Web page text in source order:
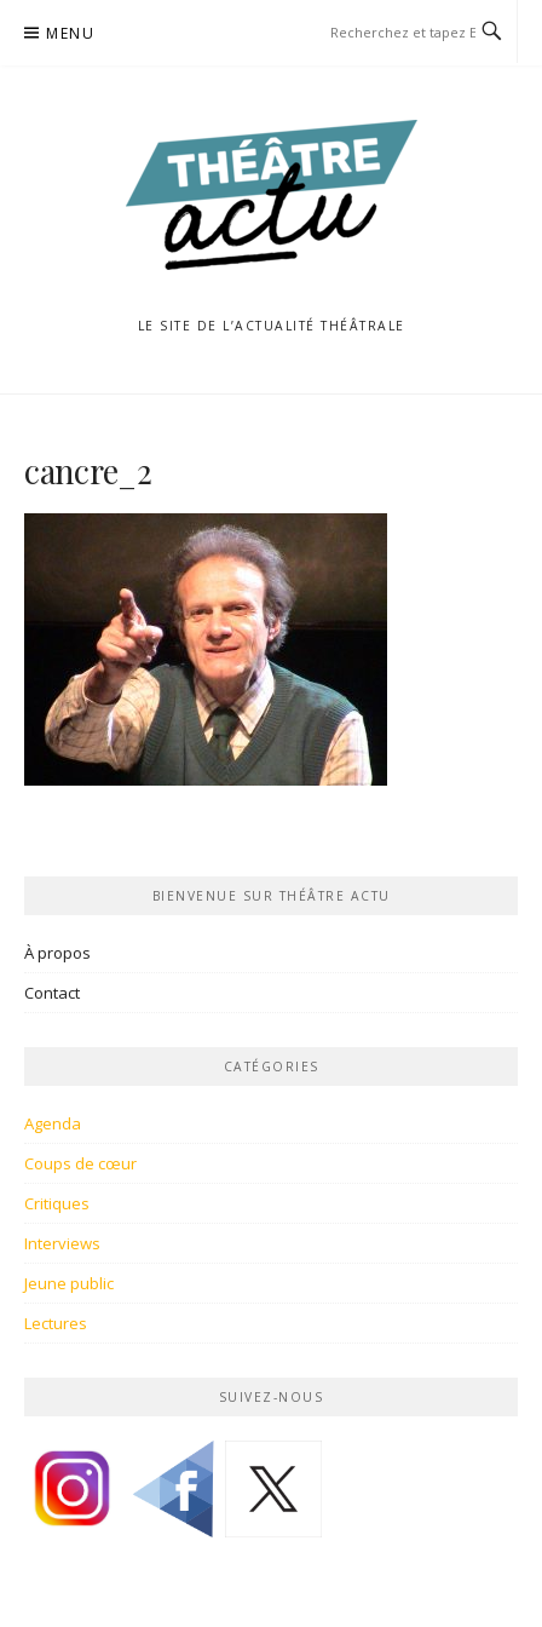
MENU
LE SITE DE L’ACTUALITÉ THÉÂTRALE
cancre_2
BIENVENUE SUR THÉÂTRE ACTU
À propos
Contact
CATÉGORIES
Agenda
Coups de cœur
Critiques
Interviews
Jeune public
Lectures
SUIVEZ-NOUS